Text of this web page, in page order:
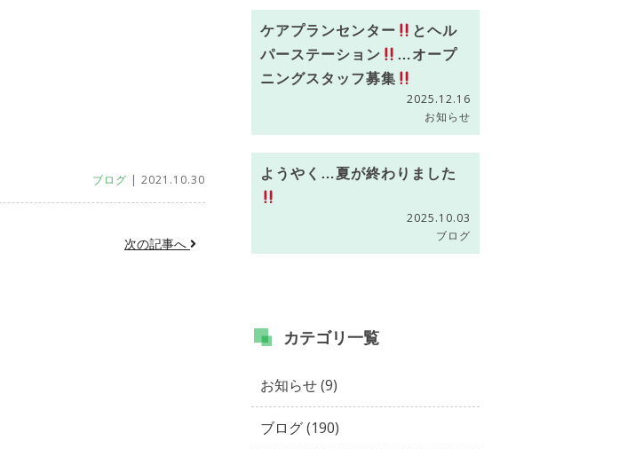
ブログ | 2021.10.30
次の記事へ
ケアプランセンター
とヘル
パーステーション
…オープ
ニングスタッフ募集
2025.12.16
お知らせ
ようやく…夏が終わりました
2025.10.03
ブログ
カテゴリ 一覧
お知らせ (9)
ブログ (190)